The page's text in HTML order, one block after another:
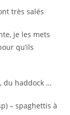
très salés
je les mets
qu’ils
du haddock …
– spaghettis à